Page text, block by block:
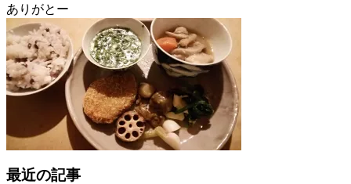
ありがとー
最近の記事